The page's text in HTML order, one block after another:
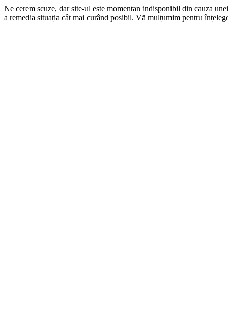
Ne cerem scuze, dar site-ul este momentan indisponibil din cauza
a remedia situația cât mai curând posibil. Vă mulțumim pentru